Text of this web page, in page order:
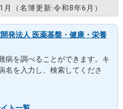
月（名簿更新:令和8年6月）
発法人 医薬基盤・健康・栄養
病を調べることができます。キ
名を入力し、検索してくださ